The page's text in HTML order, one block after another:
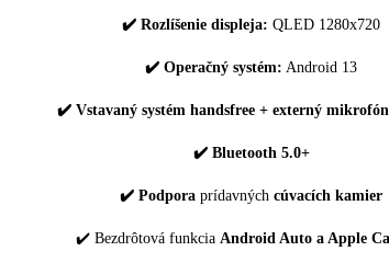
✔️ Rozlíšenie displeja: QLED 1280x720
✔️ Operačný systém: Android 13
✔️ Vstavaný systém handsfree + externý
✔️ Bluetooth 5.0+
✔️ Podpora prídavných cúvacích kamier
✔️ Bezdrôtová funkcia Android Auto a Apple